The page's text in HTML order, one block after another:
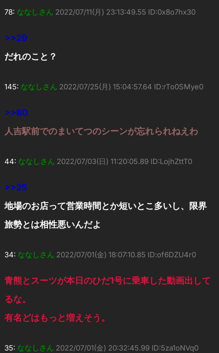
78: ななしさん 2022/07/11(月) 23:13:49.55 ID:0x8o7hx30
>>29
だれのこと？
145: ななしさん 2022/07/25(月) 15:04:57.64 ID:rTo0SMye0
>>80
人吉駅前でのまいてつのシーンが忘れられねえわ
44: ななしさん 2022/07/03(日) 11:20:05.89 ID:LojhZttT0
>>25
地場のお店って営業時間とか短いとこ多いし、限界
旅勢とは相性悪いんだよ
34: ななしさん 2022/07/01(金) 18:07:10.85 ID:of6DZU4r0
青熊とスーツが本日のひだ1号に乗車した動画出して
るな。
有名どはもっと増えそう。
35: ななしさん 2022/07/01(金) 20:32:45.99 ID:5za1oNVq0